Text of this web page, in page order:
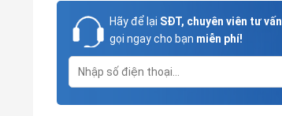
Hãy để lại SĐT, chuyên viên tư vấn
gọi ngay cho bạn miễn phí!